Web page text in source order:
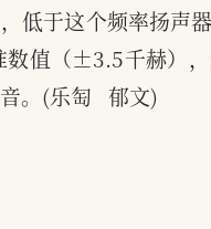
低于这个频率扬声
值（±3.5千赫）
。(乐匋   郁文)